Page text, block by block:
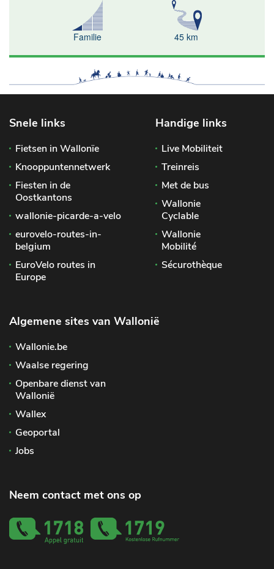
Familie 45 km
Snele links
Fietsen in Wallonïe
Knooppuntennetwerk
Fiesten in de
Oostkantons
wallonie-picarde-a-velo
eurovelo-routes-in-
belgium
EuroVelo routes in
Europe
Handige links
Live Mobiliteit
Treinreis
Met de bus
Wallonie
Cyclable
Wallonie
Mobilité
Sécurothèque
Algemene sites van Wallonië
Wallonie.be
Waalse regering
Openbare dienst van
Wallonië
Wallex
Geoportal
Jobs
Neem contact met ons op